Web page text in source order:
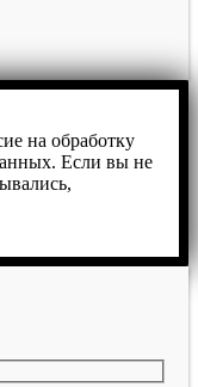
на обработку
Если вы не